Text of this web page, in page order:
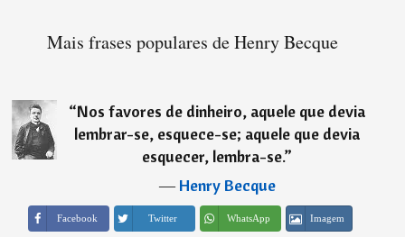
Mais frases populares de Henry Becque
“Nos favores de dinheiro, aquele que devia
lembrar-se, esquece-se; aquele que devia
esquecer, lembra-se.”
―Henry Becque
Facebook Twitter WhatsApp Imagem